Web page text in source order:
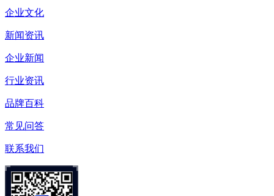
企业文化
新闻资讯
企业新闻
行业资讯
品牌百科
常见问答
联系我们